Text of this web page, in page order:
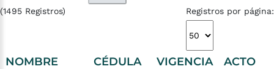
Registros por página:
(1495 Registros)
NOMBRE CÉDULA VIGENCIA ACTO